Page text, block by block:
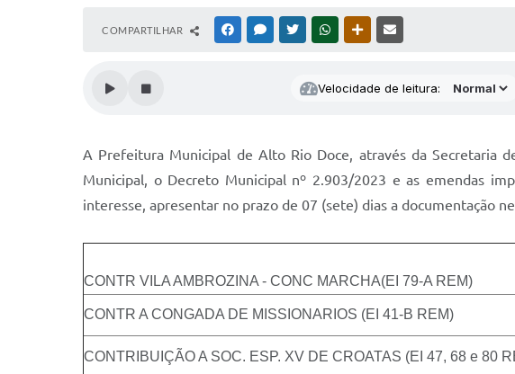
COMPARTILHAR FACEBOOKMESSENGER
TWITTERWHATSAPPOUTRAS MÍDIAS
Velocidade de leitura:
A Prefeitura Municipal de Alto Rio Doce, através da Secretaria
Municipal, o Decreto Municipal nº 2.903/2023 e as emendas
interesse, apresentar no prazo de 07 (sete) dias a documentação
CONTR VILA AMBROZINA - CONC MARCHA(EI 79-A REM)
CONTR A CONGADA DE MISSIONARIOS (EI 41-B REM)
CONTRIBUIÇÃO A SOC. ESP. XV DE CROATAS (EI 47, 68 e 80